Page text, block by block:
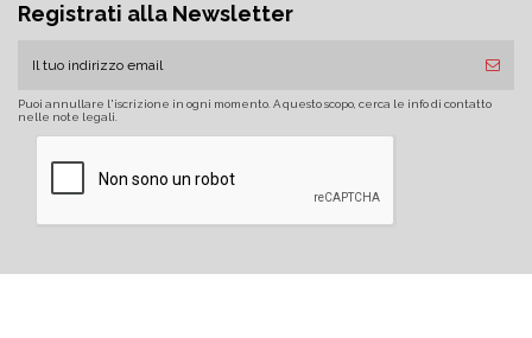
Registrati alla Newsletter
Puoi annullare l'iscrizione in ogni momento. A questo scopo, cerca le info di contatto
nelle note legali.